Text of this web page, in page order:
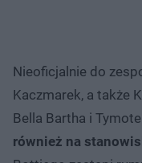
Nieoficjalnie do
Kaczmarek, a także
Bella Bartha i
również na